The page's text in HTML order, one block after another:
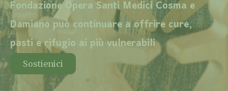
Fondazione Opera Santi Medici Cosma e
Damiano può continuare a offrire cure,
pasti e rifugio ai più vulnerabili
Sostienici